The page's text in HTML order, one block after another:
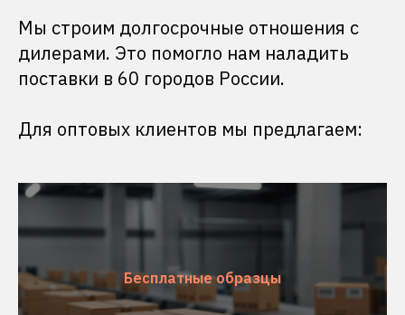
Мы строим долгосрочные отношения с
дилерами. Это помогло нам наладить
поставки в 60 городов России.
Для оптовых клиентов мы предлагаем:
Бесплатные образцы